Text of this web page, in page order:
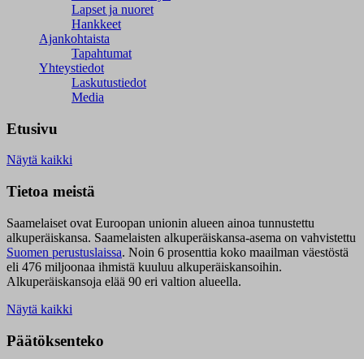
Lapset ja nuoret
Hankkeet
Ajankohtaista
Tapahtumat
Yhteystiedot
Laskutustiedot
Media
Etusivu
Näytä kaikki
Tietoa meistä
Saamelaiset ovat Euroopan unionin alueen ainoa tunnustettu
alkuperäiskansa. Saamelaisten alkuperäiskansa-asema on vahvistettu
Suomen perustuslaissa. Noin 6 prosenttia koko maailman väestöstä
eli 476 miljoonaa ihmistä kuuluu alkuperäiskansoihin.
Alkuperäiskansoja elää 90 eri valtion alueella.
Näytä kaikki
Päätöksenteko